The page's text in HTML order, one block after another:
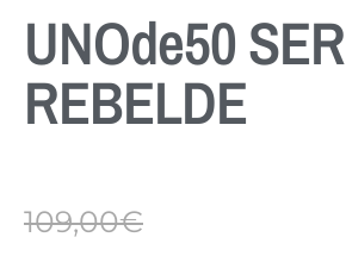
UNOde50 SER
REBELDE
109,00€